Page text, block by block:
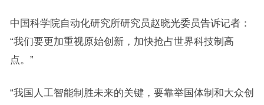
中国科学院自动化研究所研究员赵晓光委员告诉记者：
“我们要更加重视原始创新，加快抢占世界科技制高
点。”
“我国人工智能制胜未来的关键，要靠举国体制和大众创